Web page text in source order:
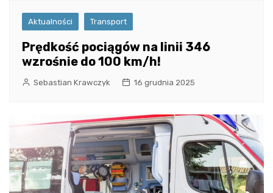
Aktualności Transport
Prędkość pociągów na linii 346
wzrośnie do 100 km/h!
Sebastian Krawczyk 16 grudnia 2025